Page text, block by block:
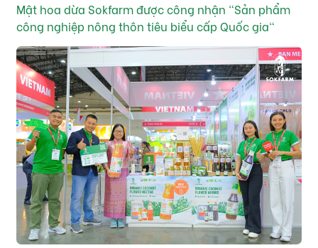
Mật hoa dừa Sokfarm được công nhận "Sản phẩm
công nghiệp nông thôn tiêu biểu cấp Quốc gia"